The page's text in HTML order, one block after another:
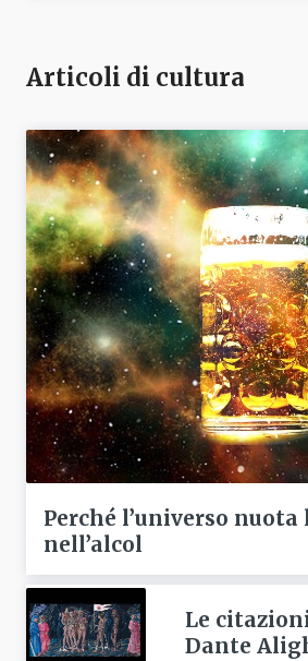
Articoli di cultura
Perché l’universo
nell’alcol
Le
Dante